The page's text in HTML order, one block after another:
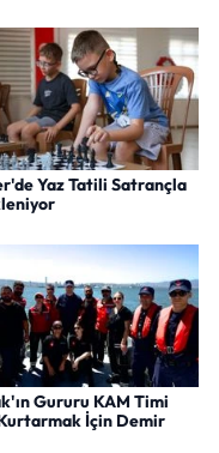
Yaz Tatili Satrançla
Gururu KAM Timi
İçin Demir